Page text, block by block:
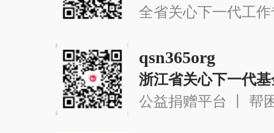
全省关心下一代工
qsn365org
浙江省关心下一代
公益捐赠平台 丨 帮